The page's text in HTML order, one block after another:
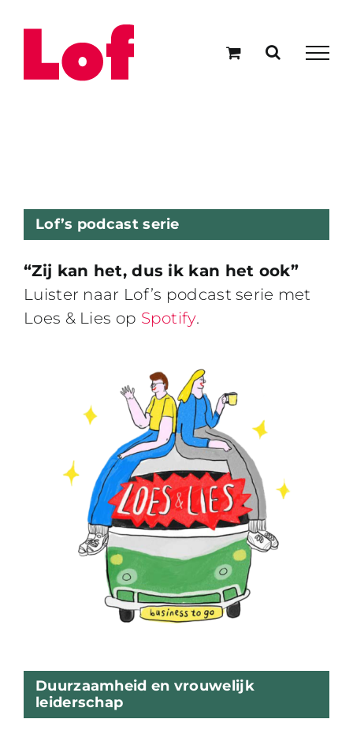
naar
inhoud
Lof’s podcast serie
“Zij kan het, dus ik kan het ook”
Luister naar Lof’s podcast serie met
Loes & Lies op Spotify.
Duurzaamheid en vrouwelijk
leiderschap